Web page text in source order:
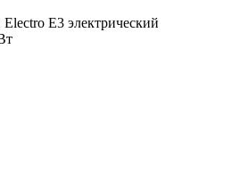
E3 электрический